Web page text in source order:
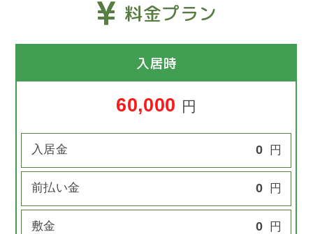
料金プラン
入居時
60,000 円
入居金 0 円
前払い金 0 円
敷金 0 円